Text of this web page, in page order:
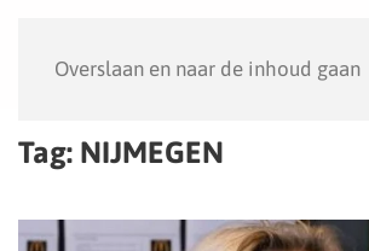
Overslaan en naar de inhoud gaan
Tag: NIJMEGEN